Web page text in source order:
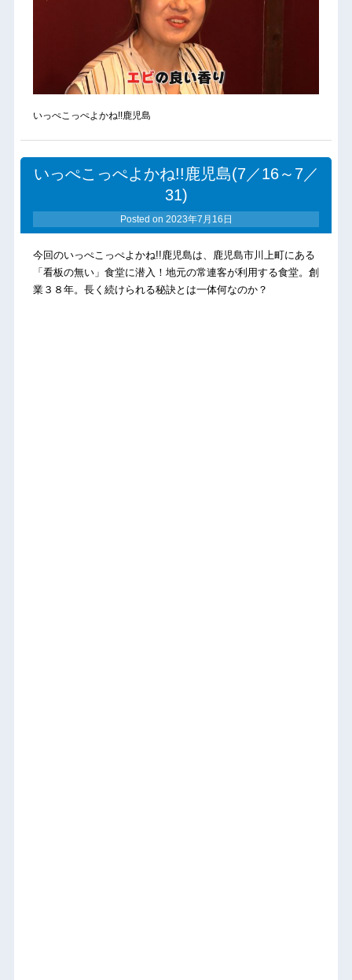
いっぺこっぺよかね!!鹿児島
いっぺこっぺよかね!!鹿児島(7／16～7／
31)
Posted on 2023年7月16日
今回のいっぺこっぺよかね!!鹿児島は、鹿児島市川上町にある
「看板の無い」食堂に潜入！地元の常連客が利用する食堂。創
業３８年。長く続けられる秘訣とは一体何なのか？